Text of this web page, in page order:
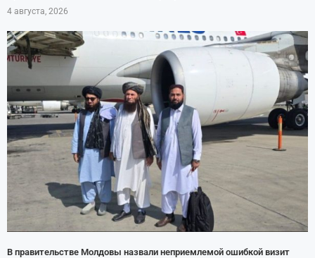
4 августа, 2026
В правительстве Молдовы назвали неприемлемой ошибкой визит